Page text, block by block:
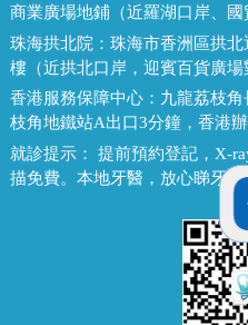
商業廣場地鋪（近羅湖口岸、國
珠海拱北院： 珠海市香洲區拱
樓（近拱北口岸，迎賓百貨廣場
香港服務保障中心： 九龍荔枝
枝角地鐵站A出口3分鐘，香港
就診提示： 提前預約登記，X-
描免費。本地牙醫，放心睇牙。